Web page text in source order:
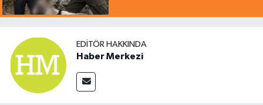
EDITÖR HAKKINDA
Haber Merkezi